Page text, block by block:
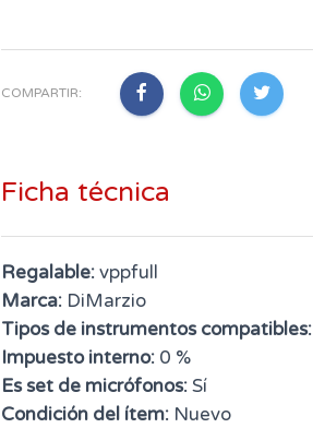
COMPARTIR:
Ficha técnica
Regalable:vppfull
Marca: DiMarzio
Tipos de instrumentos compatibles:
Impuesto interno: 0 %
Es set de micrófonos:Sí
Condición del ítem: Nuevo